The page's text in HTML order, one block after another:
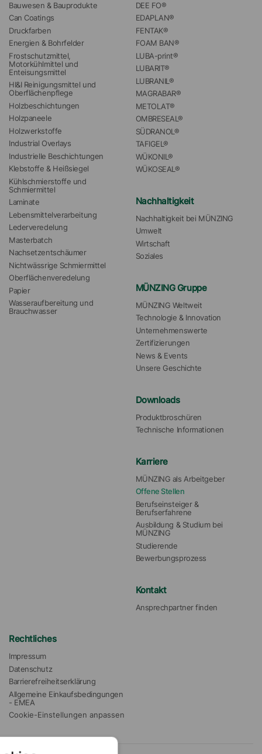
Bauwesen & Bauprodukte
Can Coatings
Druckfarben
Energien & Bohrfelder
Frostschutzmittel,
Motorkühlmittel und
Enteisungsmittel
HI&I Reinigungsmittel und
Oberflächenpflege
Holzbeschichtungen
Holzpaneele
Holzwerkstoffe
Industrial Overlays
Industrielle Beschichtungen
Klebstoffe & Heißsiegel
Kühlschmierstoffe und
Schmiermittel
Laminate
Lebensmittelverarbeitung
Lederveredelung
Masterbatch
Nachsetzentschäumer
Nichtwässrige Schmiermittel
Oberflächenveredelung
Papier
Wasseraufbereitung und
Brauchwasser
DEE FO®
EDAPLAN®
FENTAK®
FOAM BAN®
LUBA-print®
LUBARIT®
LUBRANIL®
MAGRABAR®
METOLAT®
OMBRESEAL®
SÜDRANOL®
TAFIGEL®
WÜKONIL®
WÜKOSEAL®
Nachhaltigkeit
Nachhaltigkeit bei MÜNZING
Umwelt
Wirtschaft
Soziales
MÜNZING Gruppe
MÜNZING Weltweit
Technologie & Innovation
Unternehmenswerte
Zertifizierungen
News & Events
Unsere Geschichte
Downloads
Produktbroschüren
Technische Informationen
Karriere
MÜNZING als Arbeitgeber
Offene Stellen
Berufseinsteiger &
Berufserfahrene
Ausbildung & Studium bei
MÜNZING
Studierende
Bewerbungsprozess
Kontakt
Ansprechpartner finden
Rechtliches
Impressum
Datenschutz
Barrierefreiheitserklärung
Allgemeine Einkaufsbedingungen
- EMEA
Cookie-Einstellungen anpassen